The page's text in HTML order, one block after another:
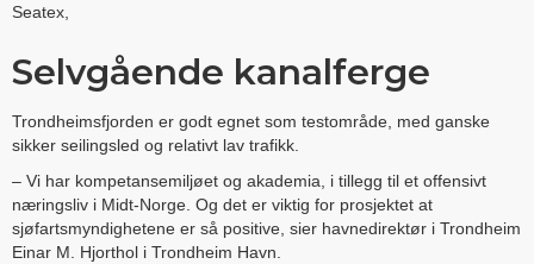
Seatex,
Selvgående kanalferge
Trondheimsfjorden er godt egnet som testområde, med ganske
sikker seilingsled og relativt lav trafikk.
– Vi har kompetansemiljøet og akademia, i tillegg til et offensivt
næringsliv i Midt-Norge. Og det er viktig for prosjektet at
sjøfartsmyndighetene er så positive, sier havnedirektør i Trondheim
Einar M. Hjorthol i Trondheim Havn.